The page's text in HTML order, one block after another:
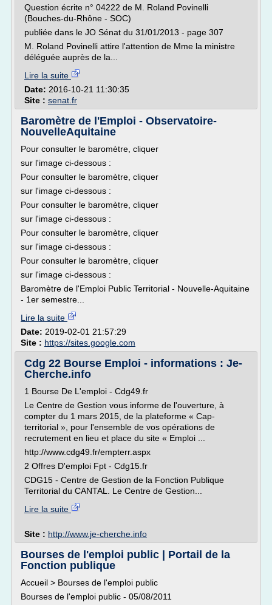
Question écrite n° 04222 de M. Roland Povinelli
(Bouches-du-Rhône - SOC)
publiée dans le JO Sénat du 31/01/2013 - page 307
M. Roland Povinelli attire l'attention de Mme la ministre
déléguée auprès de la...
Lire la suite
Date: 2016-10-21 11:30:35
Site : senat.fr
Baromètre de l'Emploi - Observatoire-
NouvelleAquitaine
Pour consulter le baromètre, cliquer
sur l'image ci-dessous :
Pour consulter le baromètre, cliquer
sur l'image ci-dessous :
Pour consulter le baromètre, cliquer
sur l'image ci-dessous :
Pour consulter le baromètre, cliquer
sur l'image ci-dessous :
Pour consulter le baromètre, cliquer
sur l'image ci-dessous :
Baromètre de l'Emploi Public Territorial - Nouvelle-Aquitaine
- 1er semestre...
Lire la suite
Date: 2019-02-01 21:57:29
Site : https://sites.google.com
Cdg 22 Bourse Emploi - informations : Je-
Cherche.info
1 Bourse De L'emploi - Cdg49.fr
Le Centre de Gestion vous informe de l'ouverture, à
compter du 1 mars 2015, de la plateforme « Cap-
territorial », pour l'ensemble de vos opérations de
recrutement en lieu et place du site « Emploi ...
http://www.cdg49.fr/empterr.aspx
2 Offres D'emploi Fpt - Cdg15.fr
CDG15 - Centre de Gestion de la Fonction Publique
Territorial du CANTAL. Le Centre de Gestion...
Lire la suite
Site : http://www.je-cherche.info
Bourses de l'emploi public | Portail de la
Fonction publique
Accueil > Bourses de l'emploi public
Bourses de l'emploi public - 05/08/2011